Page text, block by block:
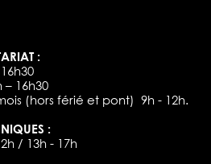
:
16h30
(hors férié et pont) 9h - 12h.
:
/ 13h - 17h